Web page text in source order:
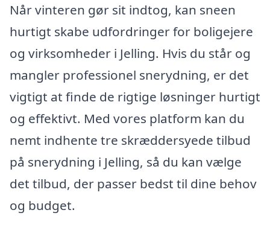
Når vinteren gør sit indtog, kan sneen
hurtigt skabe udfordringer for boligejere
og virksomheder i Jelling. Hvis du står og
mangler professionel snerydning, er det
vigtigt at finde de rigtige løsninger hurtigt
og effektivt. Med vores platform kan du
nemt indhente tre skræddersyede tilbud
på snerydning i Jelling, så du kan vælge
det tilbud, der passer bedst til dine behov
og budget.